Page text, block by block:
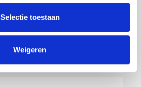
Selectie toestaan
Weigeren